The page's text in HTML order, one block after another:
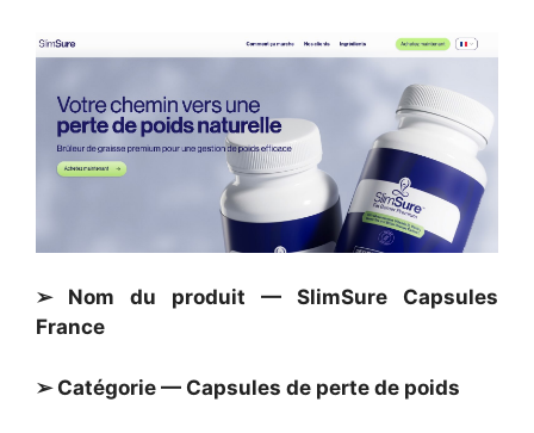
➢ Nom du produit — SlimSure Capsules
France
➢ Catégorie — Capsules de perte de poids